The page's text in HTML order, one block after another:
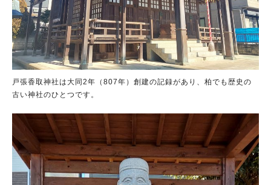
戸張香取神社は大同2年（807年）創建の記録があり、柏でも歴史の
古い神社のひとつです。